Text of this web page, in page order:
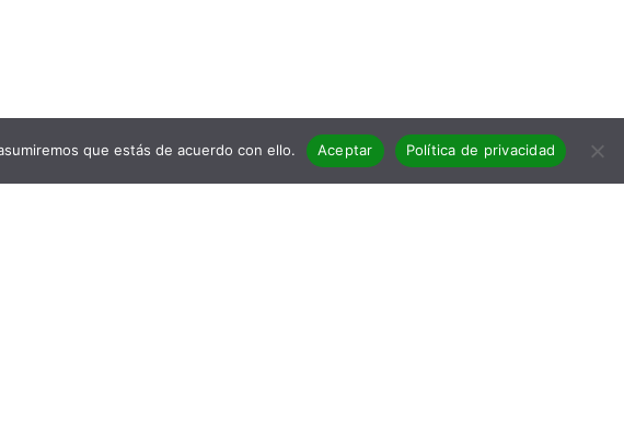
que estás de acuerdo con ello. Aceptar Política de privacidad